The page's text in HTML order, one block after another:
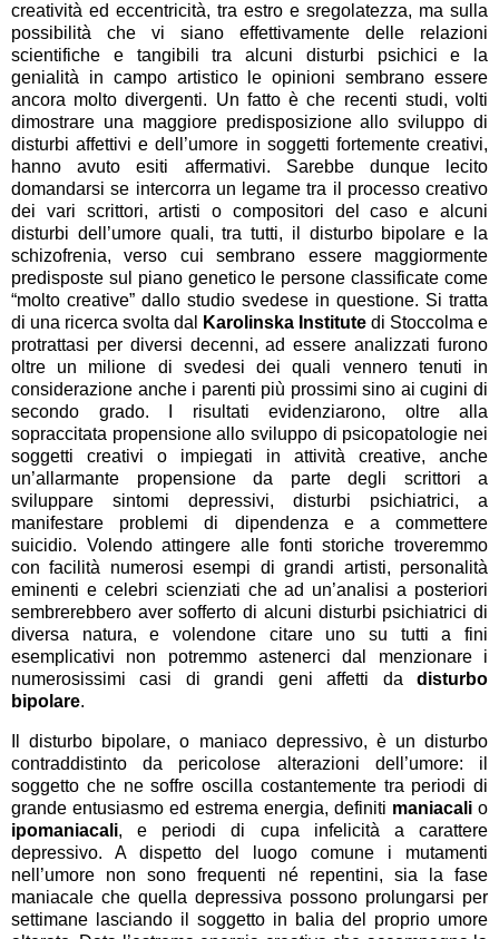
creatività ed eccentricità, tra estro e sregolatezza, ma sulla
possibilità che vi siano effettivamente delle relazioni
scientifiche e tangibili tra alcuni disturbi psichici e la
genialità in campo artistico le opinioni sembrano essere
ancora molto divergenti. Un fatto è che recenti studi, volti
dimostrare una maggiore predisposizione allo sviluppo di
disturbi affettivi e dell’umore in soggetti fortemente creativi,
hanno avuto esiti affermativi. Sarebbe dunque lecito
domandarsi se intercorra un legame tra il processo creativo
dei vari scrittori, artisti o compositori del caso e alcuni
disturbi dell’umore quali, tra tutti, il disturbo bipolare e la
schizofrenia, verso cui sembrano essere maggiormente
predisposte sul piano genetico le persone classificate come
“molto creative” dallo studio svedese in questione. Si tratta
di una ricerca svolta dal
Karolinska Institute di Stoccolma e
protrattasi per diversi decenni, ad essere analizzati furono
oltre un milione di svedesi dei quali vennero tenuti in
considerazione anche i parenti più prossimi sino ai cugini di
secondo grado. I risultati evidenziarono, oltre alla
sopraccitata propensione allo sviluppo di psicopatologie nei
soggetti creativi o impiegati in attività creative, anche
un’allarmante propensione da parte degli scrittori a
sviluppare sintomi depressivi, disturbi psichiatrici, a
manifestare problemi di dipendenza e a commettere
suicidio. Volendo attingere alle fonti storiche troveremmo
con facilità numerosi esempi di grandi artisti, personalità
eminenti e celebri scienziati che ad un’analisi a posteriori
sembrerebbero aver sofferto di alcuni disturbi psichiatrici di
diversa natura, e volendone citare uno su tutti a fini
esemplicativi non potremmo astenerci dal menzionare i
numerosissimi casi di grandi geni affetti da disturbo
bipolare.
Il disturbo bipolare, o maniaco depressivo, è un disturbo
contraddistinto da pericolose alterazioni dell’umore: il
soggetto che ne soffre oscilla costantemente tra periodi di
grande entusiasmo ed estrema energia, definiti maniacali o
ipomaniacali, e periodi di cupa infelicità a carattere
depressivo. A dispetto del luogo comune i mutamenti
nell’umore non sono frequenti né repentini, sia la fase
maniacale che quella depressiva possono prolungarsi per
settimane lasciando il soggetto in balia del proprio umore